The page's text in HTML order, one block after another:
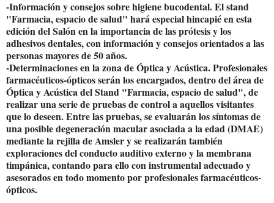
-Información y consejos sobre higiene bucodental. El stand
"Farmacia, espacio de salud" hará especial hincapié en esta
edición del Salón en la importancia de las prótesis y los
adhesivos dentales, con información y consejos orientados a las
personas mayores de 50 años.
-Determinaciones en la zona de Óptica y Acústica. Profesionales
farmacéuticos-ópticos serán los encargados, dentro del área de
Óptica y Acústica del Stand "Farmacia, espacio de salud", de
realizar una serie de pruebas de control a aquellos visitantes
que lo deseen. Entre las pruebas, se evaluarán los síntomas de
una posible degeneración macular asociada a la edad (DMAE)
mediante la rejilla de Amsler y se realizarán también
exploraciones del conducto auditivo externo y la membrana
timpánica, contando para ello con instrumental adecuado y
asesorados en todo momento por profesionales farmacéuticos-
ópticos.